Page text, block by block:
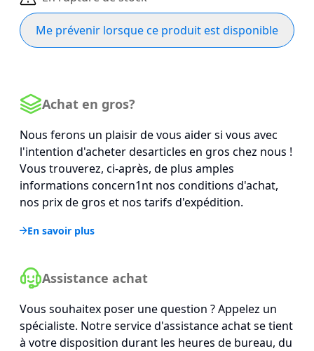
Me prévenir lorsque ce produit est disponible
Achat en gros?
Nous ferons un plaisir de vous aider si vous avec
l'intention d'acheter desarticles en gros chez nous !
Vous trouverez, ci-après, de plus amples
informations concern1nt nos conditions d'achat,
nos prix de gros et nos tarifs d'expédition.
En savoir plus
Assistance achat
Vous souhaitex poser une question ? Appelez un
spécialiste. Notre service d'assistance achat se tient
à votre disposition durant les heures de bureau, du